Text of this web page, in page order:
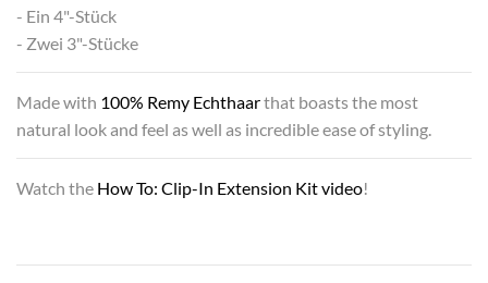
- Ein 4"-Stück
- Zwei 3"-Stücke
Made with 100% Remy Echthaarthat boasts the most
natural look and feel as well as incredible ease of styling.
Watch the How To: Clip-In Extension Kit video!